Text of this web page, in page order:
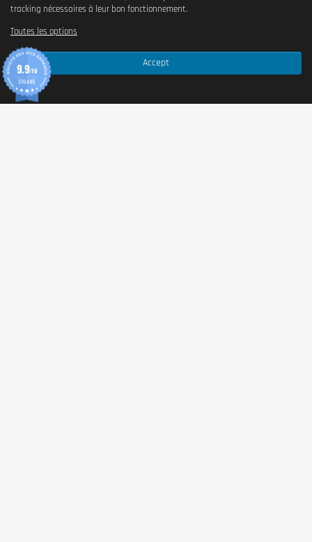
Accept
tracking nécessaires à leur bon fonctionnement.
Toutes les options
9.9/10
370 AVIS